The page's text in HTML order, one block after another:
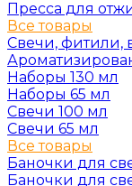
Пресса для
Все товары
Свечи, фитили,
Наборы 130 мл
Наборы 65 мл
Свечи 100 мл
Свечи 65 мл
Все товары
Баночки для
Баночки для